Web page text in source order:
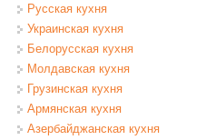
Русская кухня
Украинская кухня
Белорусская кухня
Молдавская кухня
Грузинская кухня
Армянская кухня
Азербайджанская кухня